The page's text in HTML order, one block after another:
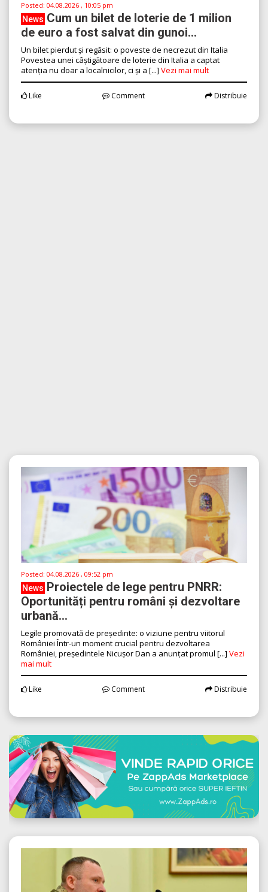
Posted: 04.08.2026 , 10:05 pm
News Cum un bilet de loterie de 1 milion
de euro a fost salvat din gunoi...
Un bilet pierdut și regăsit: o poveste de necrezut din Italia
Povestea unei câștigătoare de loterie din Italia a captat
atenția nu doar a localnicilor, ci și a [...] Vezi mai mult
Like Comment Distribuie
Posted: 04.08.2026 , 09:52 pm
News Proiectele de lege pentru PNRR:
Oportunități pentru români și dezvoltare
urbană...
Legile promovată de președinte: o viziune pentru viitorul
României Într-un moment crucial pentru dezvoltarea
României, președintele Nicușor Dan a anunțat promul [...] Vezi
mai mult
Like Comment Distribuie